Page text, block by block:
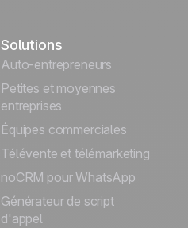
Solutions
Auto-entrepreneurs
Petites et moyennes
entreprises
Équipes commerciales
Télévente et télémarketing
noCRM pour WhatsApp
Générateur de script
d'appel